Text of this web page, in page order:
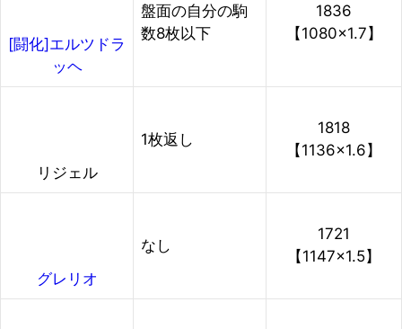
[闘化]エルツドラ
ッヘ
盤面の自分の駒
数8枚以下
1836
【1080×1.7】
リジェル
1枚返し
1818
【1136×1.6】
グレリオ
なし
1721
【1147×1.5】